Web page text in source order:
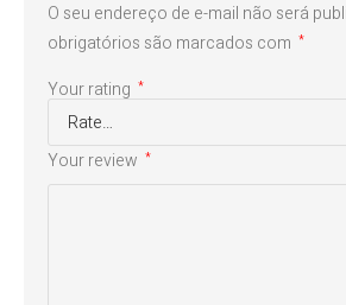
O seu endereço de e-mail não será
obrigatórios são marcados com *
Your rating *
Your review *